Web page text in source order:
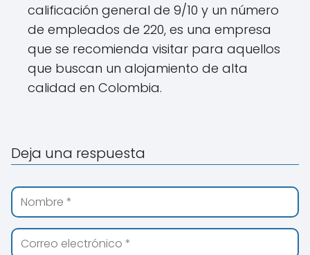
calificación general de 9/10 y un número
de empleados de 220, es una empresa
que se recomienda visitar para aquellos
que buscan un alojamiento de alta
calidad en Colombia.
Deja una respuesta